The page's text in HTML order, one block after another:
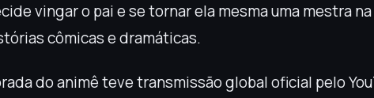
vingar o pai e se tornar ela mesma uma mestra
cômicas e dramáticas.
do animê teve transmissão global oficial pelo